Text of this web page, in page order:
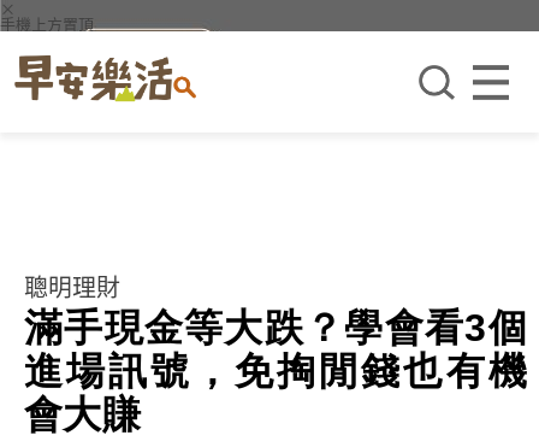
×
手機上方置頂
聰明理財
滿手現金等大跌？學會看3個
進場訊號，免掏閒錢也有機
會大賺